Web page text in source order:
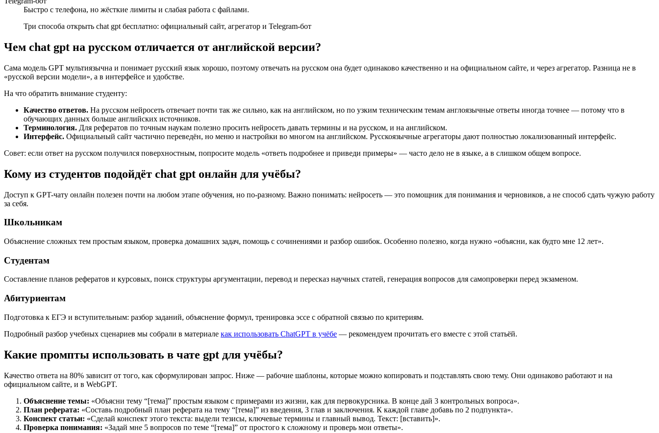
Быстро с телефона, но жёсткие лимиты и слабая работа с файлами.
Три способа открыть chat gpt бесплатно: официальный сайт, агрегатор и Telegram-бот
Чем chat gpt на русском отличается от английской версии?
Сама модель GPT мультиязычна и понимает русский язык хорошо, поэтому отвечать на русском она будет одинаково качественно и на официальном сайте, и через агрегатор. Разница не в
«русской версии модели», а в интерфейсе и удобстве.
На что обратить внимание студенту:
Качество ответов. На русском нейросеть отвечает почти так же сильно, как на английском, но по узким техническим темам англоязычные ответы иногда точнее — потому что в
обучающих данных больше английских источников.
Терминология. Для рефератов по точным наукам полезно просить нейросеть давать термины и на русском, и на английском.
Интерфейс. Официальный сайт частично переведён, но меню и настройки во многом на английском. Русскоязычные агрегаторы дают полностью локализованный интерфейс.
Совет: если ответ на русском получился поверхностным, попросите модель «ответь подробнее и приведи примеры» — часто дело не в языке, а в слишком общем вопросе.
Кому из студентов подойдёт chat gpt онлайн для учёбы?
Доступ к GPT-чату онлайн полезен почти на любом этапе обучения, но по-разному. Важно понимать: нейросеть — это помощник для понимания и черновиков, а не способ сдать чужую работу
за себя.
Школьникам
Объяснение сложных тем простым языком, проверка домашних задач, помощь с сочинениями и разбор ошибок. Особенно полезно, когда нужно «объясни, как будто мне 12 лет».
Студентам
Составление планов рефератов и курсовых, поиск структуры аргументации, перевод и пересказ научных статей, генерация вопросов для самопроверки перед экзаменом.
Абитуриентам
Подготовка к ЕГЭ и вступительным: разбор заданий, объяснение формул, тренировка эссе с обратной связью по критериям.
Подробный разбор учебных сценариев мы собрали в материале как использовать ChatGPT в учёбе — рекомендуем прочитать его вместе с этой статьёй.
Какие промпты использовать в чате gpt для учёбы?
Качество ответа на 80% зависит от того, как сформулирован запрос. Ниже — рабочие шаблоны, которые можно копировать и подставлять свою тему. Они одинаково работают и на
официальном сайте, и в WebGPT.
Объяснение темы: «Объясни тему “[тема]” простым языком с примерами из жизни, как для первокурсника. В конце дай 3 контрольных вопроса».
План реферата: «Составь подробный план реферата на тему “[тема]” из введения, 3 глав и заключения. К каждой главе добавь по 2 подпункта».
Конспект статьи: «Сделай конспект этого текста: выдели тезисы, ключевые термины и главный вывод. Текст: [вставить]».
Проверка понимания: «Задай мне 5 вопросов по теме “[тема]” от простого к сложному и проверь мои ответы».